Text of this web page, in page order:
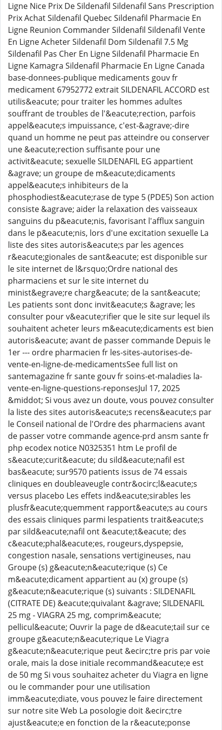
Ligne Nice Prix De Sildenafil Sildenafil Sans Prescription
Prix Achat Sildenafil Quebec Sildenafil Pharmacie En
Ligne Reunion Commander Sildenafil Sildenafil Vente
En Ligne Acheter Sildenafil Dom Sildenafil 7.5 Mg
Sildenafil Pas Cher En Ligne Sildenafil Pharmacie En
Ligne Kamagra Sildenafil Pharmacie En Ligne Canada
base-donnees-publique medicaments gouv fr
medicament 67952772 extrait SILDENAFIL ACCORD est
utilis&eacute; pour traiter les hommes adultes
souffrant de troubles de l'&eacute;rection, parfois
appel&eacute;s impuissance, c'est-&agrave;-dire
quand un homme ne peut pas atteindre ou conserver
une &eacute;rection suffisante pour une
activit&eacute; sexuelle SILDENAFIL EG appartient
&agrave; un groupe de m&eacute;dicaments
appel&eacute;s inhibiteurs de la
phosphodiest&eacute;rase de type 5 (PDE5) Son action
consiste &agrave; aider la relaxation des vaisseaux
sanguins du p&eacute;nis, favorisant l'afflux sanguin
dans le p&eacute;nis, lors d'une excitation sexuelle La
liste des sites autoris&eacute;s par les agences
r&eacute;gionales de sant&eacute; est disponible sur
le site internet de l&rsquo;Ordre national des
pharmaciens et sur le site internet du
minist&egrave;re charg&eacute; de la sant&eacute;
Les patients sont donc invit&eacute;s &agrave; les
consulter pour v&eacute;rifier que le site sur lequel ils
souhaitent acheter leurs m&eacute;dicaments est bien
autoris&eacute; avant de passer commande Depuis le
1er --- ordre pharmacien fr les-sites-autorises-de-
vente-en-ligne-de-medicamentsSee full list on
santemagazine fr sante gouv fr soins-et-maladies la-
vente-en-ligne-questions-reponsesJul 17, 2025
&middot; Si vous avez un doute, vous pouvez consulter
la liste des sites autoris&eacute;s recens&eacute;s par
le Conseil national de l'Ordre des pharmaciens avant
de passer votre commande agence-prd ansm sante fr
php ecodex notice N0325351 htm Le profil de
s&eacute;curit&eacute; du sild&eacute;nafil est
bas&eacute; sur9570 patients issus de 74 essais
cliniques en doubleaveugle contr&ocirc;l&eacute;s
versus placebo Les effets ind&eacute;sirables les
plusfr&eacute;quemment rapport&eacute;s au cours
des essais cliniques parmi lespatients trait&eacute;s
par sild&eacute;nafil ont &eacute;t&eacute; des
c&eacute;phal&eacute;es, rougeurs,dyspepsie,
congestion nasale, sensations vertigineuses, nau
Groupe (s) g&eacute;n&eacute;rique (s) Ce
m&eacute;dicament appartient au (x) groupe (s)
g&eacute;n&eacute;rique (s) suivants : SILDENAFIL
(CITRATE DE) &eacute;quivalant &agrave; SILDENAFIL
25 mg - VIAGRA 25 mg, comprim&eacute;
pellicul&eacute; Ouvrir la page de d&eacute;tail sur ce
groupe g&eacute;n&eacute;rique Le Viagra
g&eacute;n&eacute;rique peut &ecirc;tre pris par voie
orale, mais la dose initiale recommand&eacute;e est
de 50 mg Si vous souhaitez acheter du Viagra en ligne
ou le commander pour une utilisation
imm&eacute;diate, vous pouvez le faire directement
sur notre site Web La posologie doit &ecirc;tre
ajust&eacute;e en fonction de la r&eacute;ponse